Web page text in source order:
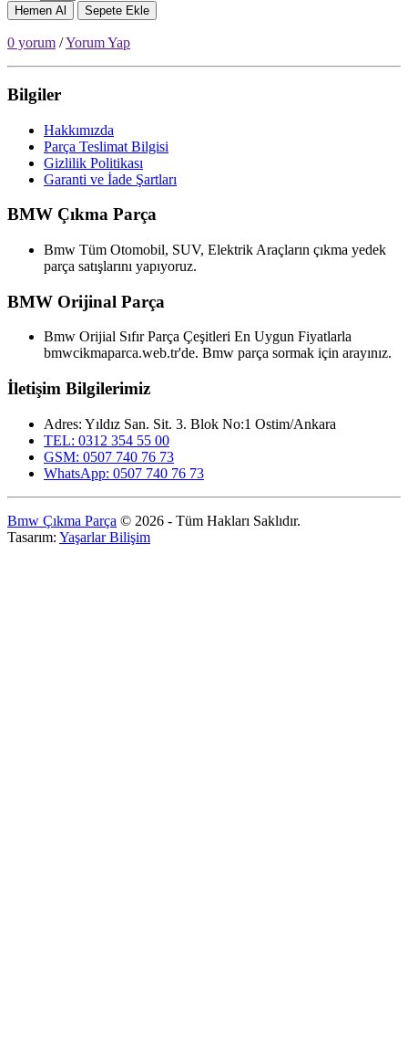
Hemen Al Sepete Ekle
0 yorum /Yorum Yap
Bilgiler
Hakkımızda
Parça Teslimat Bilgisi
Gizlilik Politikası
Garanti ve İade Şartları
BMW Çıkma Parça
Bmw Tüm Otomobil, SUV, Elektrik Araçların çıkma yedek
parça satışlarını yapıyoruz.
BMW Orijinal Parça
Bmw Orijial Sıfır Parça Çeşitleri En Uygun Fiyatlarla
bmwcikmaparca.web.tr'de. Bmw parça sormak için arayınız.
İletişim Bilgilerimiz
Adres: Yıldız San. Sit. 3. Blok No:1 Ostim/Ankara
TEL: 0312 354 55 00
GSM: 0507 740 76 73
WhatsApp: 0507 740 76 73
Bmw Çıkma Parça © 2026 - Tüm Hakları Saklıdır.
Tasarım: Yaşarlar Bilişim